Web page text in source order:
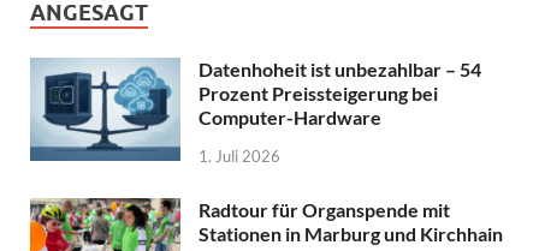
ANGESAGT
Datenhoheit ist unbezahlbar – 54
Prozent Preissteigerung bei
Computer-Hardware
1. Juli 2026
Radtour für Organspende mit
Stationen in Marburg und Kirchhain